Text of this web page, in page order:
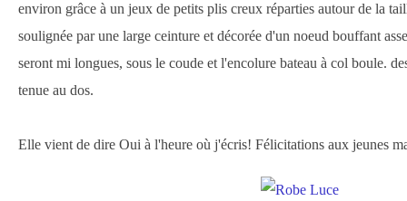
environ grâce à un jeux de petits plis creux réparties autour de la
soulignée par une large ceinture et décorée d'un noeud bouffant
seront mi longues, sous le coude et l'encolure bateau à col boule.
tenue au dos.
Elle vient de dire Oui à l'heure où j'écris! Félicitations aux jeunes